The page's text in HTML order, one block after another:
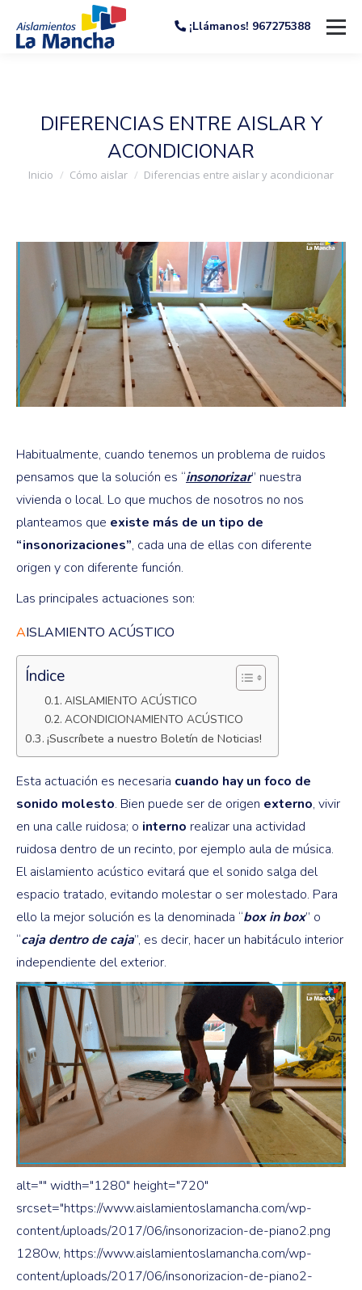
¡Llámanos! 967275388
DIFERENCIAS ENTRE AISLAR Y
ACONDICIONAR
Estás aquí:
Inicio Cómo aislar Diferencias entre aislar y acondicionar
Habitualmente, cuando tenemos un problema de ruidos
pensamos que la solución es “insonorizar” nuestra
vivienda o local. Lo que muchos de nosotros no nos
planteamos que existe más de un tipo de
“insonorizaciones”, cada una de ellas con diferente
origen y con diferente función.
Las principales actuaciones son:
AISLAMIENTO ACÚSTICO
Índice
AISLAMIENTO ACÚSTICO
ACONDICIONAMIENTO ACÚSTICO
¡Suscríbete a nuestro Boletín de Noticias!
Esta actuación es necesaria cuando hay un foco de
sonido molesto. Bien puede ser de origen externo, vivir
en una calle ruidosa; o interno realizar una actividad
ruidosa dentro de un recinto, por ejemplo aula de música.
El aislamiento acústico evitará que el sonido salga del
espacio tratado, evitando molestar o ser molestado. Para
ello la mejor solución es la denominada “box in box” o
“caja dentro de caja”, es decir, hacer un habitáculo interior
independiente del exterior.
alt="" width="1280" height="720"
srcset="https://www.aislamientoslamancha.com/wp-
content/uploads/2017/06/insonorizacion-de-piano2.png
1280w, https://www.aislamientoslamancha.com/wp-
content/uploads/2017/06/insonorizacion-de-piano2-